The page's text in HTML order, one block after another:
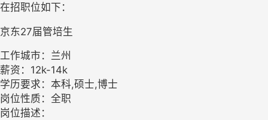
在招职位如下：
京东27届管培生
工作城市：兰州
薪资：12k-14k
学历要求：本科,硕士,博士
岗位性质：全职
岗位描述：